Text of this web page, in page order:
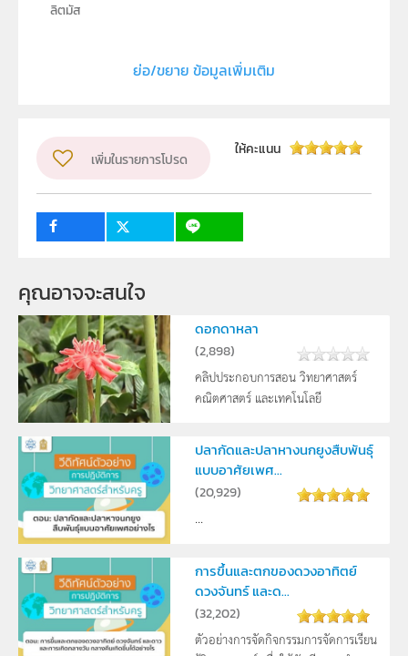
ลิตมัส
สาขาวิทยาศาสตร์ภาคบังคับ
วิชา
วิทยาศาสตร์ทั่วไป
ระดับชั้น
ย่อ/ขยาย ข้อมูลเพิ่มเติม
เพิ่มในรายการโปรด
ให้คะแนน
คุณอาจจะสนใจ
ดอกดาหลา
(2,898)
คลิปประกอบการสอน วิทยาศาสตร์
คณิตศาสตร์ และเทคโนโลยี
ปลากัดและปลาหางนกยูงสืบพันธุ์
แบบอาศัยเพศ...
(20,929)
...
การขึ้นและตกของดวงอาทิตย์
ดวงจันทร์ และด...
(32,202)
ตัวอย่างการจัดกิจกรรมการจัดการเรียน